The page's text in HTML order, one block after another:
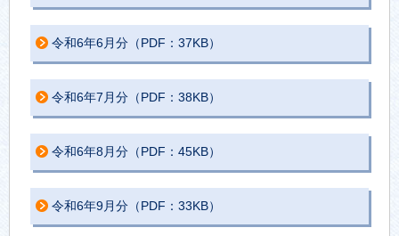
令和6年6月分（PDF：37KB）
令和6年7月分（PDF：38KB）
令和6年8月分（PDF：45KB）
令和6年9月分（PDF：33KB）